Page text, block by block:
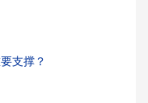
支撑？